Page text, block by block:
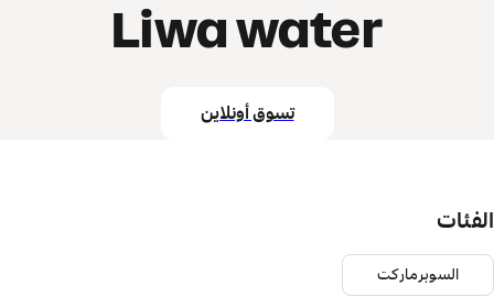
Liwa water
تسوق أونلاين
الفئات
السوبرماركت